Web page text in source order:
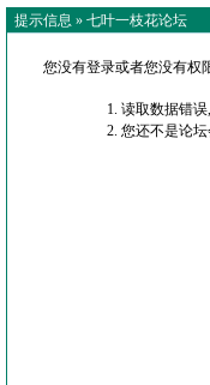
提示信息 » 七叶一枝花论坛
您没有登录或者您没有权
读取数据错
您还不是论